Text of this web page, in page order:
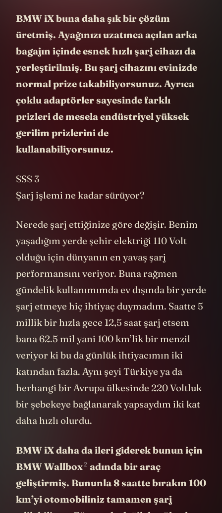
BMW iX buna daha şık bir çözüm
üretmiş. Ayağınızı uzatınca açılan arka
bagajın içinde esnek hızlı şarj cihazı da
yerleştirilmiş. Bu şarj cihazını evinizde
normal prize takabiliyorsunuz. Ayrıca
çoklu adaptörler sayesinde farklı
prizleri de mesela endüstriyel yüksek
gerilim prizlerini de
kullanabiliyorsunuz.
SSS 3
Şarj işlemi ne kadar sürüyor?
Nerede şarj ettiğinize göre değişir. Benim
yaşadığım yerde şehir elektriği 110 Volt
olduğu için dünyanın en yavaş şarj
performansını veriyor. Buna rağmen
gündelik kullanımımda ev dışında bir yerde
şarj etmeye hiç ihtiyaç duymadım. Saatte 5
millik bir hızla gece 12,5 saat şarj etsem
bana 62.5 mil yani 100 km’lik bir menzil
veriyor ki bu da günlük ihtiyacımın iki
katından fazla. Aynı şeyi Türkiye ya da
herhangi bir Avrupa ülkesinde 220 Voltluk
bir şebekeye bağlanarak yapsaydım iki kat
daha hızlı olurdu.
BMW iX daha da ileri giderek bunun için
BMW Wallbox2 adında bir araç
geliştirmiş. Bununla 8 saatte bırakın 100
km’yi otomobiliniz tamamen şarj